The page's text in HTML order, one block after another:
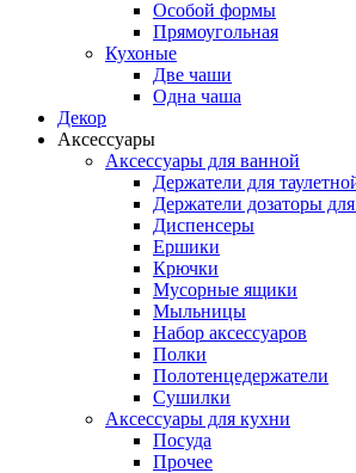
Особой формы
Прямоугольная
Кухоные
Две чаши
Одна чаша
Декор
Аксессуары
Аксессуары для ванной
Держатели для
Держатели дозаторы
Диспенсеры
Ершики
Крючки
Мусорные ящики
Мыльницы
Набор аксессуаров
Полки
Полотенцедержатели
Сушилки
Аксессуары для кухни
Посуда
Прочее